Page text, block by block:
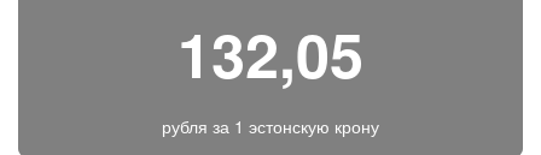
132,05
рубля за 1 эстонскую крону